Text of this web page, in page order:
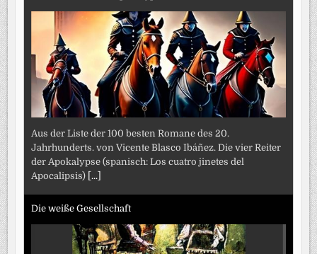
Aus der Liste der 100 besten Romane des 20.
Jahrhunderts. von Vicente Blasco Ibáñez. Die vier Reiter
der Apokalypse (spanisch: Los cuatro jinetes del
Apocalipsis) [...]
Die weiße Gesellschaft